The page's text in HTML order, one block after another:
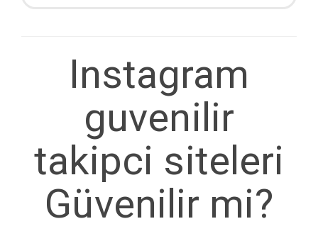
Instagram
guvenilir
takipci siteleri
Güvenilir mi?